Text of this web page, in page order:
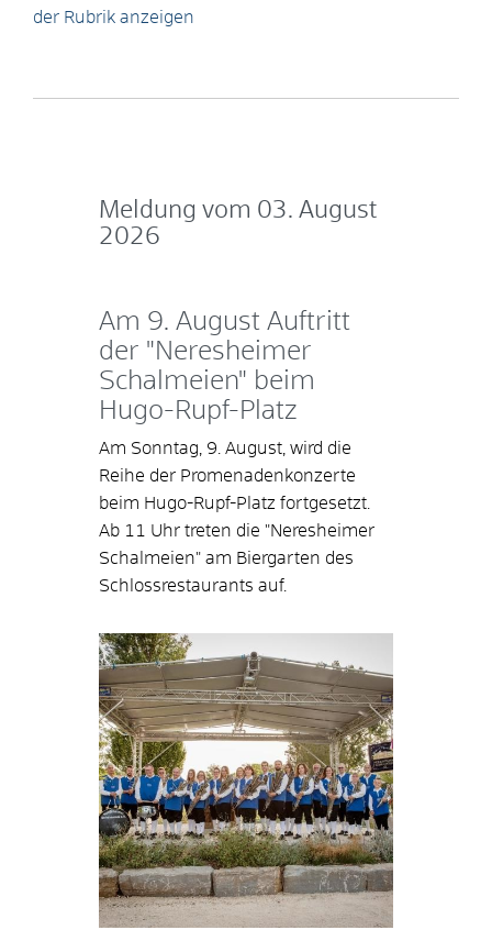
der Rubrik anzeigen
Meldung vom 03. August
2026
Am 9. August Auftritt
der "Neresheimer
Schalmeien" beim
Hugo-Rupf-Platz
Am Sonntag, 9. August, wird die
Reihe der Promenadenkonzerte
beim Hugo-Rupf-Platz fortgesetzt.
Ab 11 Uhr treten die "Neresheimer
Schalmeien" am Biergarten des
Schlossrestaurants auf.